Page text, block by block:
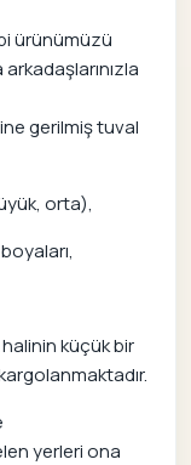
ürünümüzü
gerilmiş tuval
orta),
küçük bir
yerleri ona